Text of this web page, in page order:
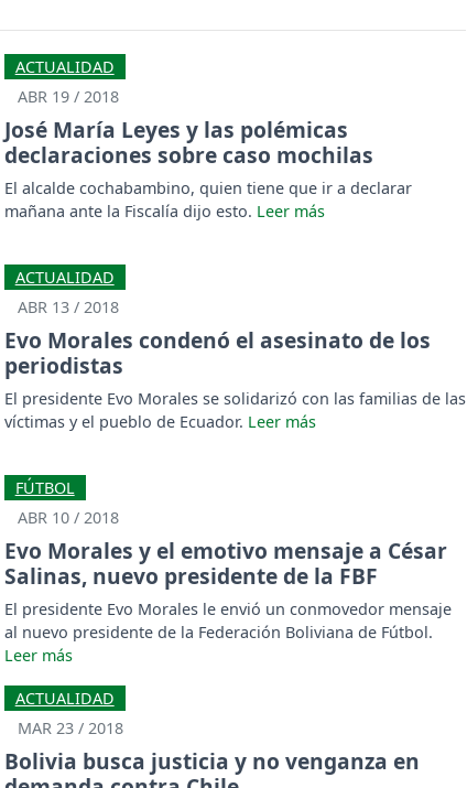
ACTUALIDAD
ABR 19 / 2018
José María Leyes y las polémicas
declaraciones sobre caso mochilas
El alcalde cochabambino, quien tiene que ir a declarar
mañana ante la Fiscalía dijo esto.
ACTUALIDAD
ABR 13 / 2018
Evo Morales condenó el asesinato de los
periodistas
El presidente Evo Morales se solidarizó con las familias de las
víctimas y el pueblo de Ecuador.
FÚTBOL
ABR 10 / 2018
Evo Morales y el emotivo mensaje a César
Salinas, nuevo presidente de la FBF
El presidente Evo Morales le envió un conmovedor mensaje
al nuevo presidente de la Federación Boliviana de Fútbol.
ACTUALIDAD
MAR 23 / 2018
Bolivia busca justicia y no venganza en